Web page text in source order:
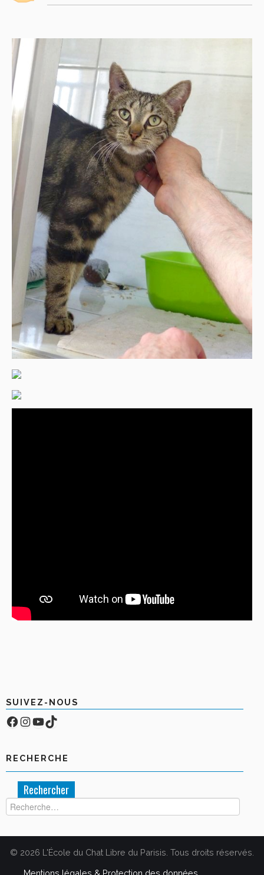
SUIVEZ-NOUS
Facebook
Compte Instagram
YouTube
TikTok
RECHERCHE
Rechercher :
© 2026 L'École du Chat Libre du Parisis. Tous droits réservés.
Mentions légales & Protection des données